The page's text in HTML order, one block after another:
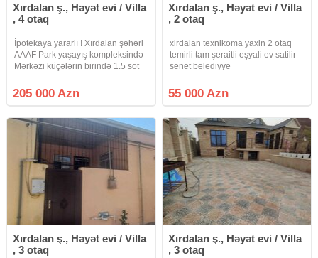
Xırdalan ş., Həyət evi / Villa
, 4 otaq
İpotekaya yararlı ! Xırdalan şəhəri
AAAF Park yaşayış kompleksində
Mərkəzi küçələrin birində 1.5 sot
otaqlı təmirli həyət evi satılır. Ev
qoşa daşla tikilib , kürsülüdür .
205 000 Azn
Xırdalan ş., Həyət evi / Villa
, 2 otaq
xirdalan texnikoma yaxin 2 otaq
temirli tam şeraitli eşyali ev satilir
senet belediyye
55 000 Azn
Xırdalan ş., Həyət evi / Villa
, 3 otaq
Xırdalan ş., Həyət evi / Villa
, 3 otaq